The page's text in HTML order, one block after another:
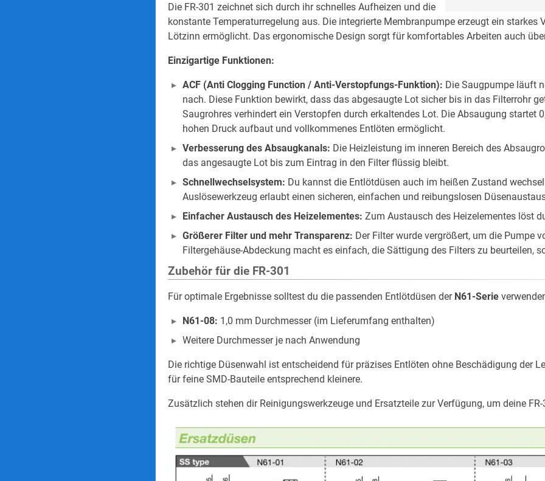
Die FR-301 zeichnet sich durch ihr schnelles Aufheizen und die
konstante Temperaturregelung aus. Die integrierte Membranpumpe erzeugt ein starkes
Lötzinn ermöglicht. Das ergonomische Design sorgt für komfortables Arbeiten auch
Einzigartige Funktionen:
ACF (Anti Clogging Function / Anti-Verstopfungs-Funktion): Die Saugpumpe läuft
nach. Diese Funktion bewirkt, dass das abgesaugte Lot sicher bis in das Filterrohr
Saugrohres verhindert ein Verstopfen durch erkaltendes Lot. Die Absaugung startet
hohen Druck aufbaut und vollkommenes Entlöten ermöglicht.
Verbesserung des Absaugkanals: Die Heizleistung im inneren Bereich des
das angesaugte Lot bis zum Eintrag in den Filter flüssig bleibt.
Schnellwechselsystem: Du kannst die Entlötdüsen auch im heißen Zustand
Auslösewerkzeug erlaubt einen sicheren, einfachen und reibungslosen
Einfacher Austausch des Heizelementes: Zum Austausch des Heizelementes löst
Größerer Filter und mehr Transparenz: Der Filter wurde vergrößert, um die Pumpe
Filtergehäuse-Abdeckung macht es einfach, die Sättigung des Filters zu beurteilen,
Zubehör für die FR-301
Für optimale Ergebnisse solltest du die passenden Entlötdüsen der N61-Serie
N61-08: 1,0 mm Durchmesser (im Lieferumfang enthalten)
Weitere Durchmesser je nach Anwendung
Die richtige Düsenwahl ist entscheidend für präzises Entlöten ohne Beschädigung der
für feine SMD-Bauteile entsprechend kleinere.
Zusätzlich stehen dir Reinigungswerkzeuge und Ersatzteile zur Verfügung, um deine